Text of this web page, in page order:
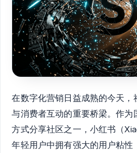
在数字化营销日益成熟的今天，
与消费者互动的重要桥梁。作为
方式分享社区之一，小红书（
年轻用户中拥有强大的用户粘性